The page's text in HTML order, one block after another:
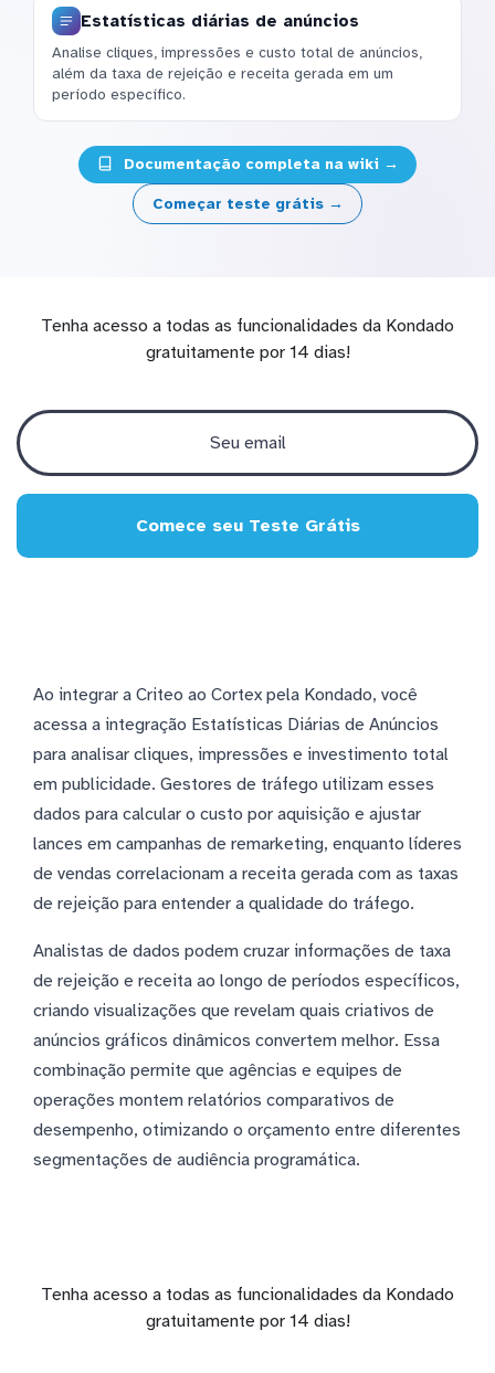
Estatísticas diárias de anúncios
Analise cliques, impressões e custo total de anúncios,
além da taxa de rejeição e receita gerada em um
período específico.
Documentação completa na wiki →
Começar teste grátis →
Tenha acesso a todas as funcionalidades da Kondado
gratuitamente por 14 dias!
Comece seu Teste Grátis
Ao integrar a Criteo ao Cortex pela Kondado, você
acessa a integração Estatísticas Diárias de Anúncios
para analisar cliques, impressões e investimento total
em publicidade. Gestores de tráfego utilizam esses
dados para calcular o custo por aquisição e ajustar
lances em campanhas de remarketing, enquanto líderes
de vendas correlacionam a receita gerada com as taxas
de rejeição para entender a qualidade do tráfego.
Analistas de dados podem cruzar informações de taxa
de rejeição e receita ao longo de períodos específicos,
criando visualizações que revelam quais criativos de
anúncios gráficos dinâmicos convertem melhor. Essa
combinação permite que agências e equipes de
operações montem relatórios comparativos de
desempenho, otimizando o orçamento entre diferentes
segmentações de audiência programática.
Tenha acesso a todas as funcionalidades da Kondado
gratuitamente por 14 dias!